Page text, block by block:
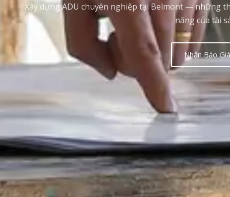
Xây dựng ADU chuyên nghiệp tại Belmont — những
năng của tài
Nhận Báo